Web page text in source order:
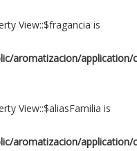
View::$fragancia is
aromatizacion/application/
View::$aliasFamilia is
aromatizacion/application/